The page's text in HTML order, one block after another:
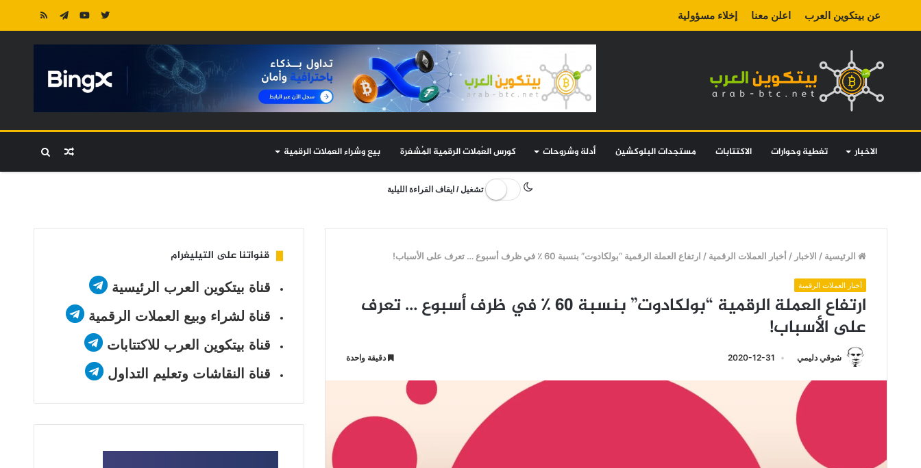
عن بيتكوين العرب اعلن معنا إخلاء مسؤولية
الاخبار تغطية وحوارات الاكتتابات مستجدات البلوكشين أدلة وشروحات كورس العُملات الرقمية المُشفرة بيع وشراء العملات الرقمية بحث مقال
تشغيل / ايقاف القراءة الليلية
الرئيسية / الاخبار / أخبار العملات الرقمية / ارتفاع العملة الرقمية “بولكادوت” بنسبة 60 ٪ في ظرف أسبوع … تعرف على الأسباب!
أخبار العملات الرقمية
ارتفاع العملة الرقمية “بولكادوت” بنسبة 60 ٪ في ظرف أسبوع … تعرف
على الأسباب!
شوقي دليمي 2020-12-31 دقيقة واحدة
قنواتنا على التيليغرام
قناة بيتكوين العرب الرئيسية
قناة لشراء وبيع العملات الرقمية
قناة بيتكوين العرب للاكتتابات
قناة النقاشات وتعليم التداول